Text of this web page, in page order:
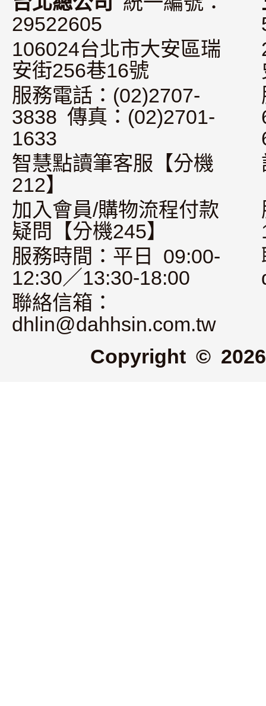
29522605
106024台北市大安區瑞
安街256巷16號
服務電話：(02)2707-
3838 傳真：(02)2701-
1633
智慧點讀筆客服【分機
212】
加入會員/購物流程付款
疑問【分機245】
服務時間：平日 09:00-
12:30／13:30-18:00
聯絡信箱：
dhlin@dahhsin.com.tw
Copyright ©